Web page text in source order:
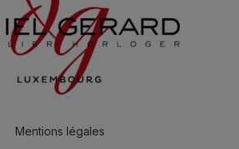
Mentions légales